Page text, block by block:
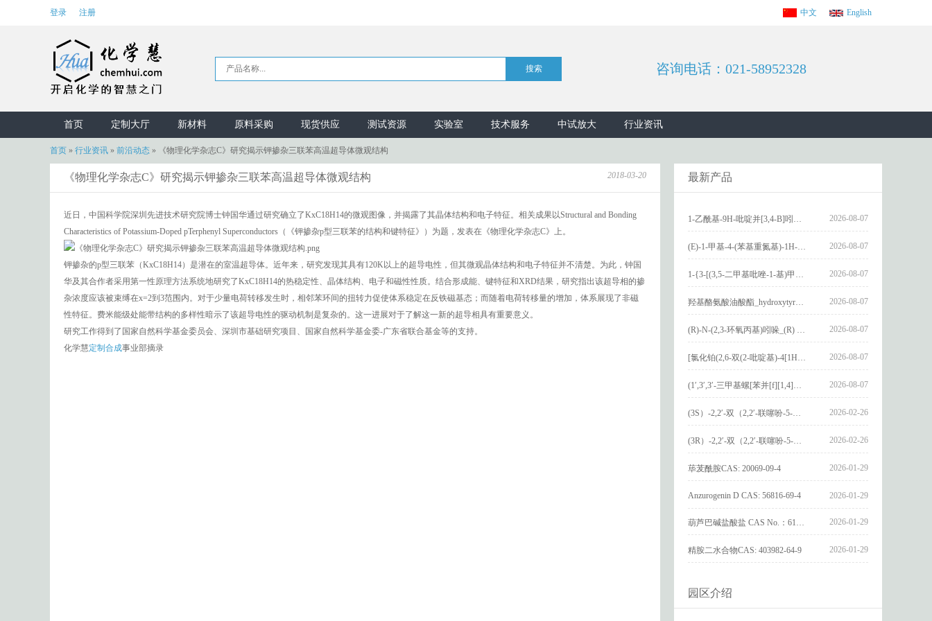
登录 注册 中文 English
咨询电话：021-58952328
首页 定制大厅 新材料 原料采购 现货供应 测试资源 实验室 技术服务 中试放大 行业资讯
首页 » 行业资讯 » 前沿动态 » 《物理化学杂志C》研究揭示钾掺杂三联苯高温超导体微观结构
《物理化学杂志C》研究揭示钾掺杂三联苯高温超导体微观结构 2018-03-20
近日，中国科学院深圳先进技术研究院博士钟国华通过研究确立了KxC18H14的微观图像，并揭露了其晶体结构和电子特征。相关成果以Structural and Bonding
Characteristics of Potassium-Doped pTerphenyl Superconductors（《钾掺杂p型三联苯的结构和键特征》）为题，发表在《物理化学杂志C》上。
钾掺杂的p型三联苯（KxC18H14）是潜在的室温超导体。近年来，研究发现其具有120K以上的超导电性，但其微观晶体结构和电子特征并不清楚。为此，钟国
华及其合作者采用第一性原理方法系统地研究了KxC18H14的热稳定性、晶体结构、电子和磁性性质。结合形成能、键特征和XRD结果，研究指出该超导相的掺
杂浓度应该被束缚在x=2到3范围内。对于少量电荷转移发生时，相邻苯环间的扭转力促使体系稳定在反铁磁基态；而随着电荷转移量的增加，体系展现了非磁
性特征。费米能级处能带结构的多样性暗示了该超导电性的驱动机制是复杂的。这一进展对于了解这一新的超导相具有重要意义。
研究工作得到了国家自然科学基金委员会、深圳市基础研究项目、国家自然科学基金委-广东省联合基金等的支持。
化学慧定制合成事业部摘录
最新产品
2026-08-07
2026-08-07
2026-08-07
2026-08-07
2026-08-07
2026-08-07
2026-08-07
2026-02-26
2026-02-26
荜茇酰胺CAS: 20069-09-4 2026-01-29
Anzurogenin D CAS: 56816-69-4 2026-01-29
2026-01-29
精胺二水合物CAS: 403982-64-9 2026-01-29
园区介绍